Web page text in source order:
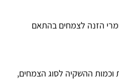
הזנה לצמחים בהתאם
ההשקיה לסוג הצמחים,